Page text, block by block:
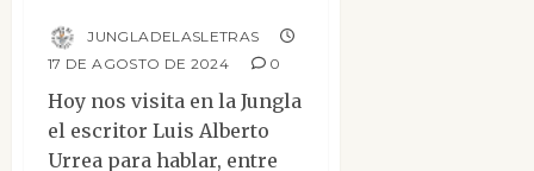
JUNGLADELASLETRAS
17 DE AGOSTO DE 2024
0
Hoy nos visita en la Jungla
el escritor Luis Alberto
Urrea para hablar, entre